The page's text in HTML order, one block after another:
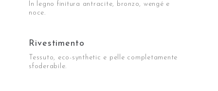
In legno finitura antracite, bronzo, wengé e
noce.
Rivestimento
Tessuto, eco-synthetic e pelle completamente
sfoderabile.